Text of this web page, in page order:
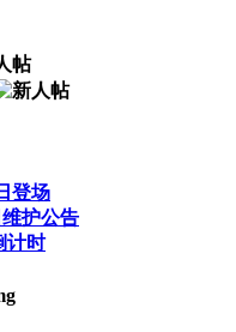
登场
护公告
计时